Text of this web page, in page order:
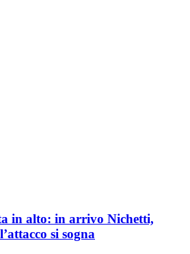
in alto: in arrivo Nichetti,
si sogna